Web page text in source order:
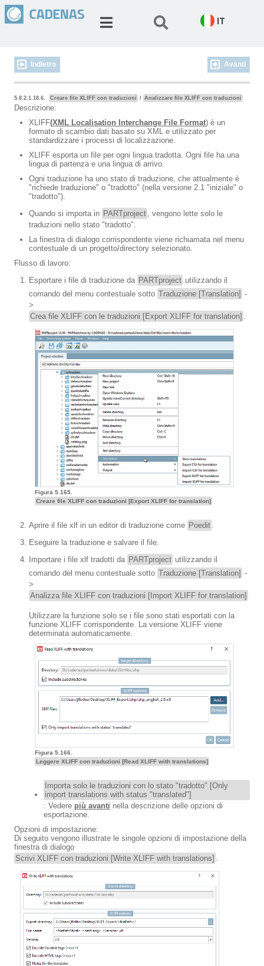
IT
Indietro Avanti
5.8.2.1.18.6. Creare file XLIFF con traduzioni / Analizzare file XLIFF con traduzioni
Descrizione:
XLIFF(XML Localisation Interchange File Format) è un
formato di scambio dati basato su XML e utilizzato per
standardizzare i processi di localizzazione.
XLIFF esporta un file per ogni lingua tradotta. Ogni file ha una
lingua di partenza e una lingua di arrivo.
Ogni traduzione ha uno stato di traduzione, che attualmente è
"richiede traduzione" o "tradotto" (nella versione 2.1 "iniziale" o
"tradotto").
Quando si importa in PARTproject , vengono lette solo le
traduzioni nello stato "tradotto".
La finestra di dialogo corrispondente viene richiamata nel menu
contestuale di un progetto/directory selezionato.
Flusso di lavoro:
Esportare i file di traduzione da PARTproject utilizzando il
comando del menu contestuale sotto Traduzione [Translation] -
>
Crea file XLIFF con le traduzioni [Export XLIFF for translation] .
Figura 5.165.
Creare file XLIFF con traduzioni [Export XLIFF for translation]
Aprire il file xlf in un editor di traduzione come Poedit
Eseguire la traduzione e salvare il file.
Importare i file xlf tradotti da PARTproject utilizzando il
comando del menu contestuale sotto Traduzione [Translation] -
>
Analizza file XLIFF con traduzioni [Import XLIFF for translation]
Utilizzare la funzione solo se i file sono stati esportati con la
funzione XLIFF corrispondente. La versione XLIFF viene
determinata automaticamente.
Figura 5.166.
Leggere XLIFF con traduzioni [Read XLIFF with translations]
Importa solo le traduzioni con lo stato "tradotto" [Only
import translations with status "translated"]
: Vedere più avanti nella descrizione delle opzioni di
esportazione.
Opzioni di impostazione:
Di seguito vengono illustrate le singole opzioni di impostazione della
finestra di dialogo
Scrivi XLIFF con traduzioni [Write XLIFF with translations]